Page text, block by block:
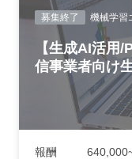
募集終了 機械学習
【生成AI活用
信事業者向け
報酬